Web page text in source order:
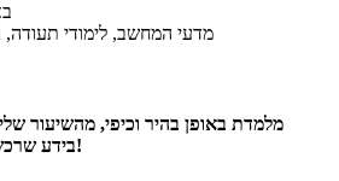
מדעי המחשב, לימודי
מלמדת באופן בהיר וכיפי, מהשיעור
בידע שרכשת, ותרגישי מוכנה למבחן!